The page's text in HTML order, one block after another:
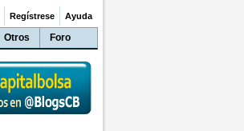
Otros Foro
Regístrese Ayuda